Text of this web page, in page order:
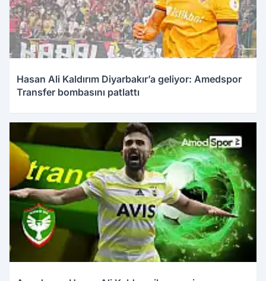
Hasan Ali Kaldırım Diyarbakır’a geliyor: Amedspor
Transfer bombasını patlattı